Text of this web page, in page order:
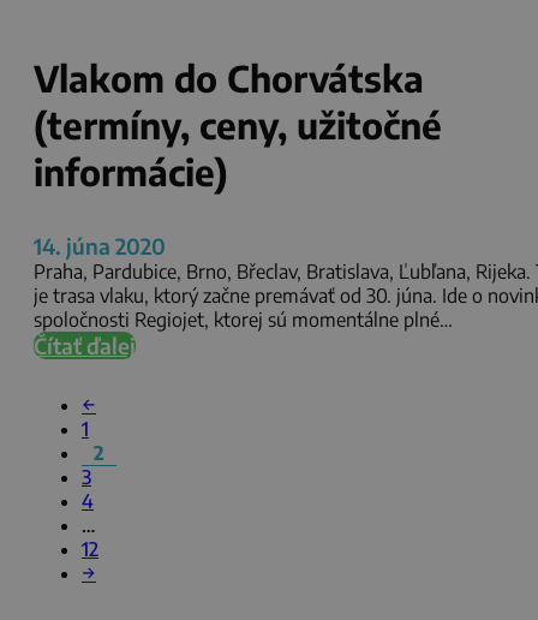
Vlakom do Chorvátska
(termíny, ceny, užitočné
informácie)
14. júna 2020
Praha, Pardubice, Brno, Břeclav, Bratislava, Ľubľana, Rijeka.
je trasa vlaku, ktorý začne premávať od 30. júna. Ide o
spoločnosti Regiojet, ktorej sú momentálne plné…
Čítať ďalej
←
1
2
3
4
…
12
→